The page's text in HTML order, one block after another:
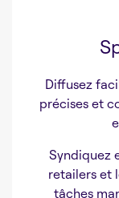
Diffusez
précises et
Syndiquez
retailers et
tâches